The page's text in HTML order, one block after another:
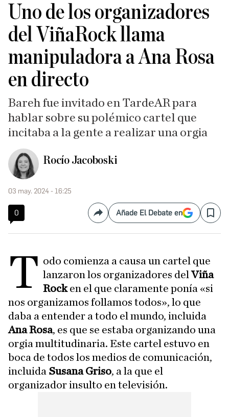
Uno de los organizadores
del ViñaRock llama
manipuladora a Ana Rosa
en directo
Bareh fue invitado en TardeAR para
hablar sobre su polémico cartel que
incitaba a la gente a realizar una orgia
Rocío Jacoboski
03 may. 2024 - 16:25
0 CompartirAñade El Debate en Save
T odo comienza a causa un cartel que
lanzaron los organizadores delViña
Rocken el que claramente ponía «si
nos organizamos follamos todos», lo que
daba a entender a todo el mundo, incluida
Ana Rosa, es que se estaba organizando una
orgia multitudinaria. Este cartel estuvo en
boca de todos los medios de comunicación,
incluida Susana Griso, a la que el
organizador insulto en televisión.